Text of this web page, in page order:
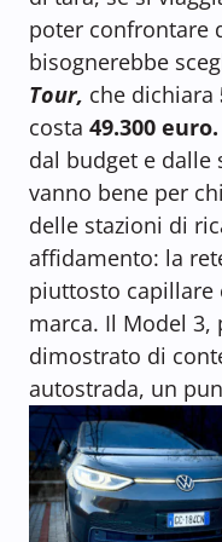
poter confrontare
bisognerebbe
Tour, che dichiara
costa 49.300 euro.
dal budget e dalle
vanno bene per
delle stazioni di
affidamento: la
piuttosto capillare
marca. Il Model
dimostrato di
autostrada, un